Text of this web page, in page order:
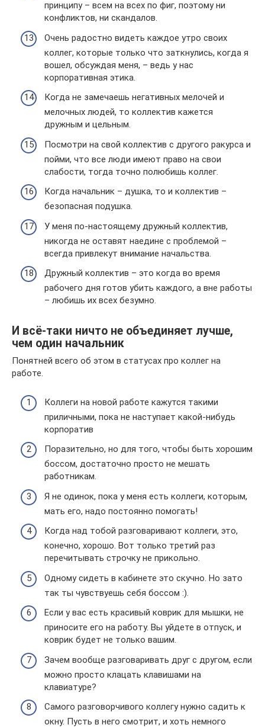
принципу – всем на всех по фиг, поэтому ни
конфликтов, ни скандалов.
Очень радостно видеть каждое утро своих
коллег, которые только что заткнулись, когда я
вошел, обсуждая меня, – ведь у нас
корпоративная этика.
Когда не замечаешь негативных мелочей и
мелочных людей, то коллектив кажется
дружным и цельным.
Посмотри на свой коллектив с другого ракурса и
пойми, что все люди имеют право на свои
слабости, тогда точно полюбишь коллег.
Когда начальник – душка, то и коллектив –
безопасная подушка.
У меня по-настоящему дружный коллектив,
никогда не оставят наедине с проблемой –
всегда привлекут внимание начальства.
Дружный коллектив – это когда во время
рабочего дня готов убить каждого, а вне работы
– любишь их всех безумно.
И всё-таки ничто не объединяет лучше,
чем один начальник
Понятней всего об этом в статусах про коллег на
работе.
Коллеги на новой работе кажутся такими
приличными, пока не наступает какой-нибудь
корпоратив
Поразительно, но для того, чтобы быть хорошим
боссом, достаточно просто не мешать
работникам.
Я не одинок, пока у меня есть коллеги, которым,
мать его, надо постоянно помогать!
Когда над тобой разговаривают коллеги, это,
конечно, хорошо. Вот только третий раз
перечитывать строчку не прикольно.
Одному сидеть в кабинете это скучно. Но зато
так ты чувствуешь себя боссом :).
Если у вас есть красивый коврик для мышки, не
приносите его на работу. Вы уйдете в отпуск, и
коврик будет не только вашим.
Зачем вообще разговаривать друг с другом, если
можно просто клацать клавишами на
клавиатуре?
Самого разговорчивого коллегу нужно садить к
окну. Пусть в него смотрит, и хоть немного